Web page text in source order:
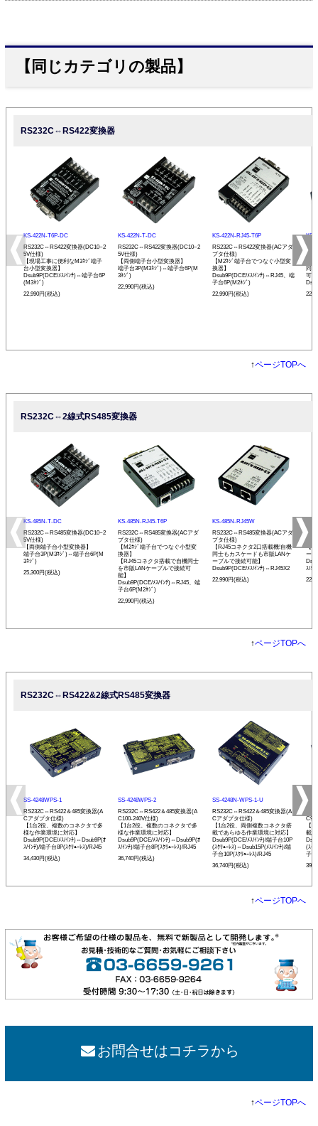
【同じカテゴリの製品】
RS232C⇔RS422変換器
KS-422N-T6P-DC
RS232C⇔RS422変換器(DC10~2
5V仕様)
【現場工事に便利なM3ﾈｼﾞ端子
台小型変換器】
Dsub9P(DCE/ﾒｽ/ｲﾝﾁ)⇔端子台6P
(M3ﾈｼﾞ)
22,990円(税込)
KS-422N-T-DC
RS232C⇔RS422変換器(DC10~2
5V仕様)
【両側端子台小型変換器】
端子台3P(M3ﾈｼﾞ)⇔端子台6P(M
3ﾈｼﾞ)
22,990円(税込)
KS-422N-RJ45-T6P
RS232C⇔RS422変換器(ACアダ
プタ仕様)
【M2ﾈｼﾞ端子台でつなぐ小型変
換器】
Dsub9P(DCE/ﾒｽ/ｲﾝﾁ)⇔RJ45、端
子台6P(M2ﾈｼﾞ)
22,990円(税込)
KS-
プ
同
可
↑ページTOPへ
RS232C⇔2線式RS485変換器
KS-485N-T-DC
RS232C⇔RS485変換器(DC10~2
5V仕様)
【両側端子台小型変換器】
端子台3P(M3ﾈｼﾞ)⇔端子台6P(M
3ﾈｼﾞ)
25,300円(税込)
KS-485N-RJ45-T6P
RS232C⇔RS485変換器(ACアダ
プタ仕様)
【M2ﾈｼﾞ端子台でつなぐ小型変
換器】
【RJ45コネクタ搭載で自機同士
を市販LANケーブルで接続可
能】
Dsub9P(DCE/ﾒｽ/ｲﾝﾁ)⇔RJ45、端
子台6P(M2ﾈｼﾞ)
22,990円(税込)
KS-485N-RJ45W
RS232C⇔RS485変換器(ACアダ
プタ仕様)
【RJ45コネクタ2口搭載機!自機
同士もカスケードも市販LANケ
ーブルで接続可能】
Dsub9P(DCE/ﾒｽ/ｲﾝﾁ)⇔RJ45X2
22,990円(税込)
【
ー
ｽ/ﾐﾘ)
↑ページTOPへ
RS232C⇔RS422&2線式RS485変換器
SS-4248WPS-1
RS232C⇔RS422＆485変換器(A
Cアダプタ仕様)
【1台2役、複数のコネクタで多
様な作業環境に対応】
Dsub9P(DCE/ﾒｽ/ｲﾝﾁ)⇔Dsub9P(ｵ
ｽ/ｲﾝﾁ)/端子台8P(ｽｸﾘｭｰﾚｽ)/RJ45
34,430円(税込)
SS-4248WPS-2
RS232C⇔RS422＆485変換器(A
C100-240V仕様)
【1台2役、複数のコネクタで多
様な作業環境に対応】
Dsub9P(DCE/ﾒｽ/ｲﾝﾁ)⇔Dsub9P(ｵ
ｽ/ｲﾝﾁ)/端子台8P(ｽｸﾘｭｰﾚｽ)/RJ45
36,740円(税込)
SS-4248N-WPS-1-U
RS232C⇔RS422＆485変換器(A
Cアダプタ仕様)
【1台2役、両側複数コネクタ搭
載であらゆる作業環境に対応】
Dsub9P(DCE/ﾒｽ/ｲﾝﾁ)/端子台10P
(ｽｸﾘｭｰﾚｽ)⇔Dsub15P(ﾒｽ/ｲﾝﾁ)/端
子台10P(ｽｸﾘｭｰﾚｽ)/RJ45
36,740円(税込)
SS-
【
載
(ｽｸ
子台
↑ページTOPへ
お問合せはコチラから
↑ページTOPへ